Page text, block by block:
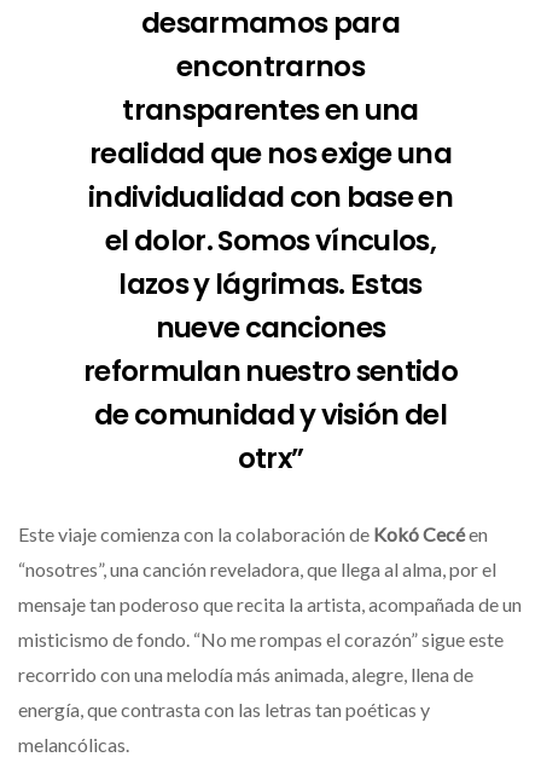
desarmamos para
encontrarnos
transparentes en una
realidad que nos exige una
individualidad con base en
el dolor. Somos vínculos,
lazos y lágrimas. Estas
nueve canciones
reformulan nuestro sentido
de comunidad y visión del
otrx”
Este viaje comienza con la colaboración de Kokó Cecéen
“nosotres”, una canción reveladora, que llega al alma, por el
mensaje tan poderoso que recita la artista, acompañada de un
misticismo de fondo. “No me rompas el corazón” sigue este
recorrido con una melodía más animada, alegre, llena de
energía, que contrasta con las letras tan poéticas y
melancólicas.